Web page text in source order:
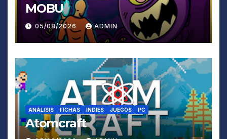
MOBU
05/08/2026 ADMIN
ANÁLISIS FICHAS INDIES JUEGOS PC
Atomcraft